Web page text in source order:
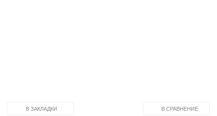
В ЗАКЛАДКИ В СРАВНЕНИЕ